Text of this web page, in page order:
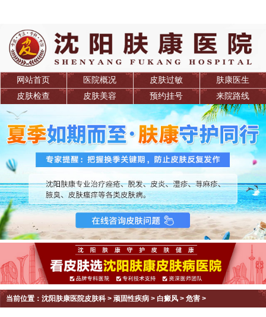
网站首页 医院概况 皮肤过敏
肤康医生
皮肤检查
皮肤美容 预约挂号 来院路线
当前位置： 沈阳肤康医院皮肤科> 顽固性疾病> 白癜风> 危害>